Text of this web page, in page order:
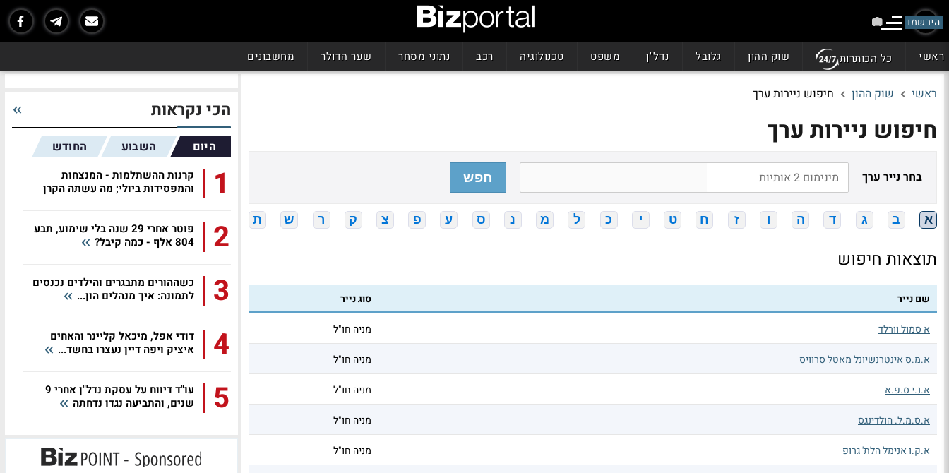
הירשמו
ראשי כל הכותרות שוק ההון גלובל נדל"ן משפט טכנולוגיה רכב נתוני מסחר שער הדולר מחשבונים
ראשי שוק ההון חיפוש ניירות ערך
חיפוש ניירות ערך
בחר נייר ערך חפש
א ב ג ד ה ו ז ח ט י כ ל מ נ ס ע פ צ ק ר ש ת
תוצאות חיפוש
שם נייר סוג נייר
א סמול וורלד מניה חו"ל
א.מ.ס אינטרנשיונל מאטל סרוויס מניה חו"ל
א.נ.י ס.פ.א מניה חו"ל
א.ס.מ.ל. הולדינגס מניה חו"ל
א.ק.ו אנימל הלת' גרופ מניה חו"ל
הכי נקראות
היום השבוע החודש
1
קרנות ההשתלמות - המנצחות
והמפסידות ביולי; מה עשתה הקרן
2
פוטר אחרי 29 שנה בלי שימוע, תבע
804 אלף - כמה קיבל?
3
כשההורים מתבגרים והילדים נכנסים
לתמונה: איך מנהלים הון...
4
דודי אפל, מיכאל קליינר והאחים
איציק ויפה דיין נעצרו בחשד...
5
עו"ד דיווח על עסקת נדל"ן אחרי 9
שנים, והתביעה נגדו נדחתה